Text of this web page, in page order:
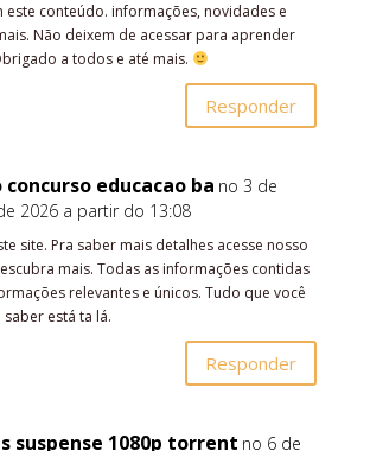
este conteúdo. informações, novidades e
Não deixem de acessar para aprender
a todos e até mais.
Responder
concurso educacao ba no 3 de
2026 a partir do 13:08
site. Pra saber mais detalhes acesse nosso
mais. Todas as informações contidas
relevantes e únicos. Tudo que você
saber está ta lá.
Responder
suspense 1080p torrent no 6 de